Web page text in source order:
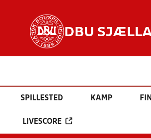
DBU
SPILLESTED KAMP
LIVESCORE